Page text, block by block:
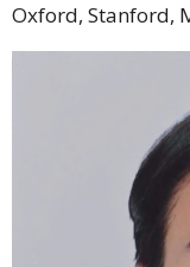
Oxford, Stanford,